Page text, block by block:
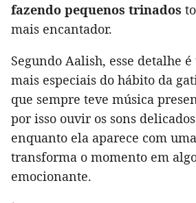
fazendo pequenos trinados
mais encantador.
Segundo Aalish, esse detalhe
mais especiais do hábito da
que sempre teve música
por isso ouvir os sons
enquanto ela aparece com
transforma o momento em
emocionante.